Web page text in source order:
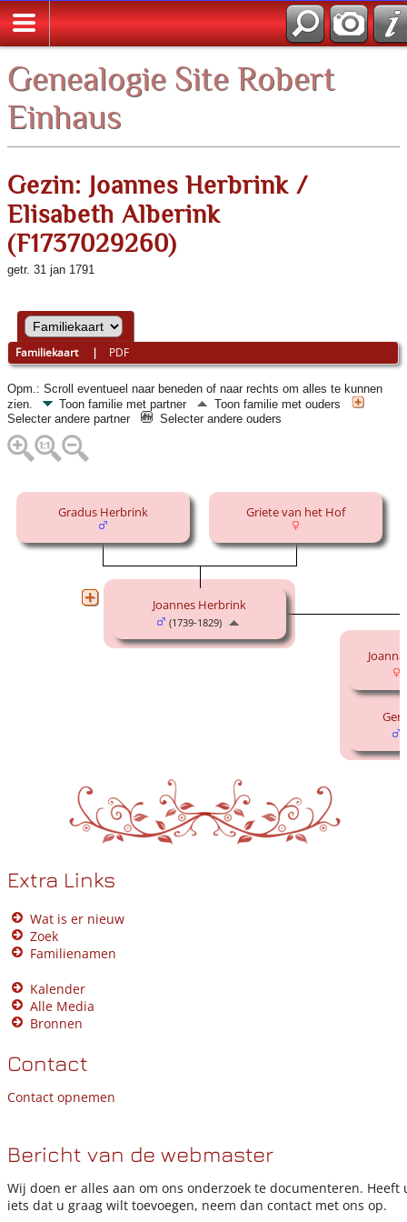
Genealogie Site Robert
Einhaus
Gezin: Joannes Herbrink /
Elisabeth Alberink
(F1737029260)
getr. 31 jan 1791
Familiekaart | PDF
Opm.: Scroll eventueel naar beneden of naar rechts om alles te kunnen
zien.
Toon familie met partner
Toon familie met ouders
Selecter andere partner
Selecter andere ouders
Gradus Herbrink Griete van het Hof
Joannes Herbrink
(1739-1829)
Extra Links
Wat is er nieuw
Zoek
Familienamen
Kalender
Alle Media
Bronnen
Contact
Contact opnemen
Bericht van de webmaster
Wij doen er alles aan om ons onderzoek te documenteren. Heeft
iets dat u graag wilt toevoegen, neem dan contact met ons op.